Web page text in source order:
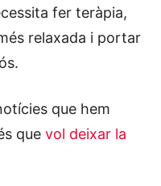
fer teràpia,
relaxada i portar
que hem
que vol deixar la